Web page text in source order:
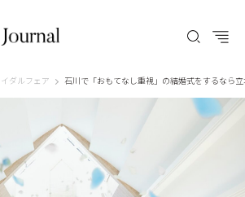
アルカンシエル ジャーナル）
ダルフェア 石川で「おもてなし重視」の結婚式をするなら